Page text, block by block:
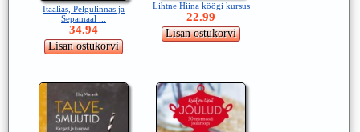
Itaalias, Pelgulinnas ja
Sepamaal ...
34.94
Lihtne Hiina köögi kursus
22.99